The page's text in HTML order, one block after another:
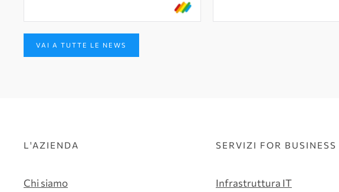
VAI A TUTTE LE NEWS
L'AZIENDA
Chi siamo
SERVIZI FOR BUSINESS
Infrastruttura IT